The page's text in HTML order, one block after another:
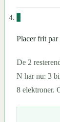
4
Placer frit par
De 2
N har nu: 3
8 elektroner.